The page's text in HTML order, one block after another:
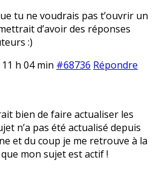
tu ne voudrais pas t’ouvrir un
d’avoir des réponses
:)
h 04 min #68736 Répondre
bien de faire actualiser les
n’a pas été actualisé depuis
et du coup je me retrouve à la
mon sujet est actif !